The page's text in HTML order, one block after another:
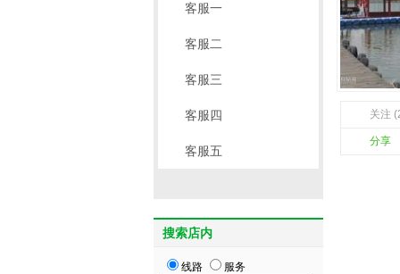
关注
分享
客服一
客服二
客服三
客服四
客服五
搜索店内
线路 服务